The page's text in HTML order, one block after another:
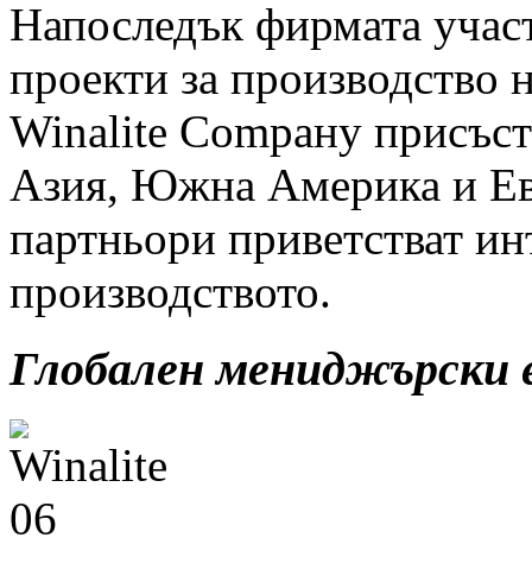
Напоследък фирмата
проекти за производство
Winalite Сomрану
Азия, Южна Америка и
партньори приветстват
производството.
Глобален мениджърски